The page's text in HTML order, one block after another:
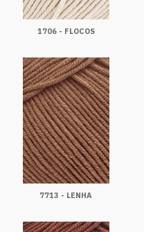
1706 - FLOCOS
7713 - LENHA